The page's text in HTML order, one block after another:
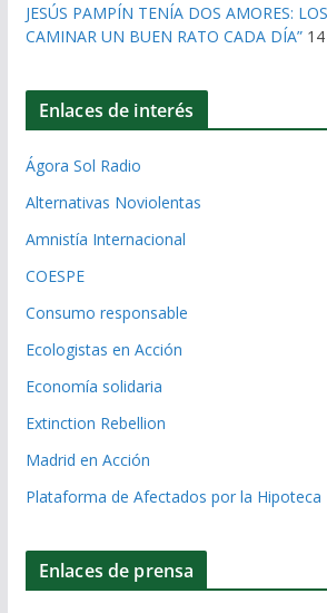
JESÚS PAMPÍN TENÍA DOS AMORES:
CAMINAR UN BUEN RATO CADA DÍA”
Enlaces de interés
Ágora Sol Radio
Alternativas Noviolentas
Amnistía Internacional
COESPE
Consumo responsable
Ecologistas en Acción
Economía solidaria
Extinction Rebellion
Madrid en Acción
Plataforma de Afectados por la Hipoteca
Enlaces de prensa